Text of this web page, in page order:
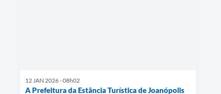
12 JAN 2026 - 08h02
A Prefeitura da Estância Turística de Joanópolis